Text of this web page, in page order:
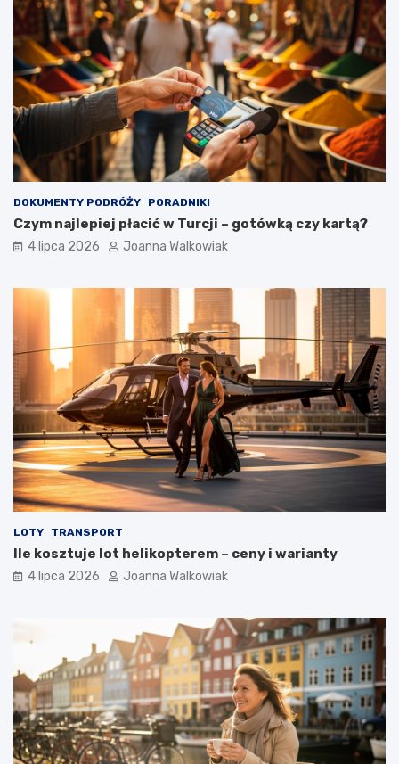
DOKUMENTY PODRÓŻY PORADNIKI
Czym najlepiej płacić w Turcji – gotówką czy kartą?
4 lipca 2026 Joanna Walkowiak
LOTY TRANSPORT
Ile kosztuje lot helikopterem – ceny i warianty
4 lipca 2026 Joanna Walkowiak